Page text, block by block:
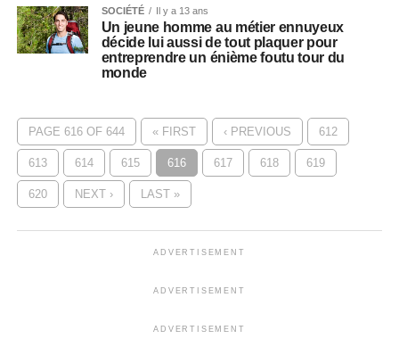
SOCIÉTÉ Il y a 13 ans
Un jeune homme au métier ennuyeux
décide lui aussi de tout plaquer pour
entreprendre un énième foutu tour du
monde
PAGE 616 OF 644 « FIRST ‹ PREVIOUS 612
613 614 615 616 617 618 619
620 NEXT › LAST »
ADVERTISEMENT
ADVERTISEMENT
ADVERTISEMENT